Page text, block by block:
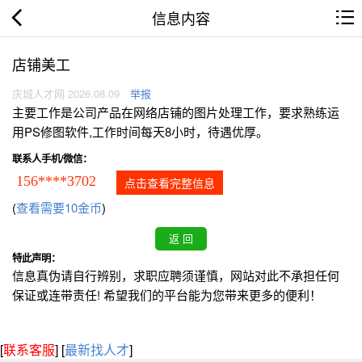
信息内容
店铺美工
庆城人才网 2026.08.09 举报
主要工作是公司产品在网络店铺的图片处理工作，要求熟练运
用PS修图软件,工作时间每天8小时，待遇优厚。
联系人手机/微信：
156****3702 点击查看完整信息
(查看需要10金币)
特此声明：
信息真伪请自行辨别，求职应聘须谨慎，网站对此不承担任何
保证或连带责任! 希望我们的平台能为您带来更多的便利！
[联系客服] [最新找人才]